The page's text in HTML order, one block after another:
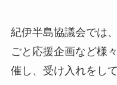
紀伊半島協議会では
ごと応援企画など様
催し、受け入れをして